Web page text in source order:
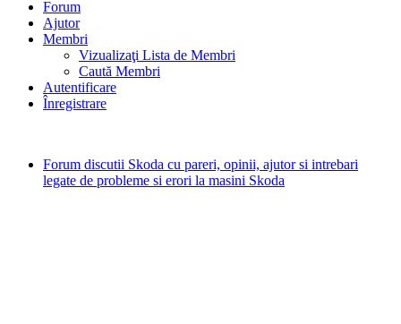
Forum
Ajutor
Membri
Vizualizaţi Lista de Membri
Caută Membri
Autentificare
Înregistrare
Forum discutii Skoda cu pareri, opinii, ajutor si intrebari
legate de probleme si erori la masini Skoda